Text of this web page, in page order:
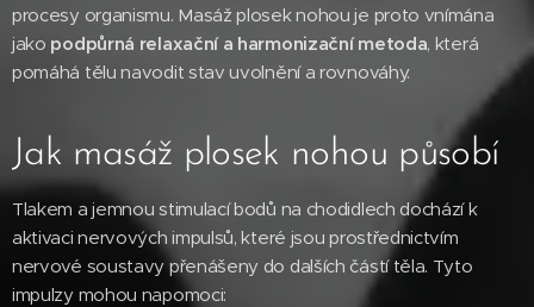
procesy organismu. Masáž plosek nohou je proto vnímána
jako podpůrná relaxační a harmonizační metoda, která
pomáhá tělu navodit stav uvolnění a rovnováhy.
Jak masáž plosek nohou působí
Tlakem a jemnou stimulací bodů na chodidlech dochází k
aktivaci nervových impulsů, které jsou prostřednictvím
nervové soustavy přenášeny do dalších částí těla. Tyto
impulzy mohou napomoci: